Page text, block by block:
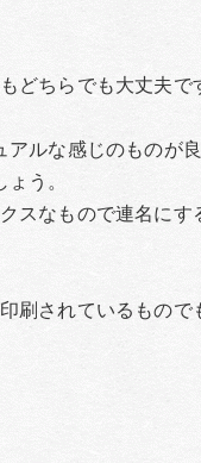
どちらでも大丈夫で
ルな感じのものが良
う。
スなもので連名にす
刷されているもので